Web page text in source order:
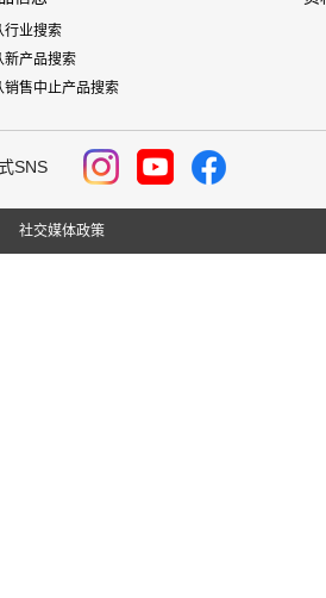
行业搜索
新产品搜索
销售中止产品搜索
SNS
社交媒体政策